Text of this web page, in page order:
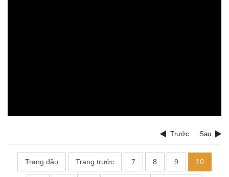
Trước Sau
Trang đầu Trang trước 7 8 9 10